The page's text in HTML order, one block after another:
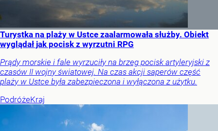
Turystka na plaży w Ustce zaalarmowała służby. Obiekt
wyglądał jak pocisk z wyrzutni RPG
Prądy morskie i fale wyrzuciły na brzeg pocisk artyleryjski z
czasów II wojny światowej. Na czas akcji saperów część
plaży w Ustce była zabezpieczona i wyłączona z użytku.
PodróżeKraj